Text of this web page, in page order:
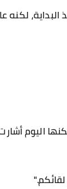
اليوم أشارت